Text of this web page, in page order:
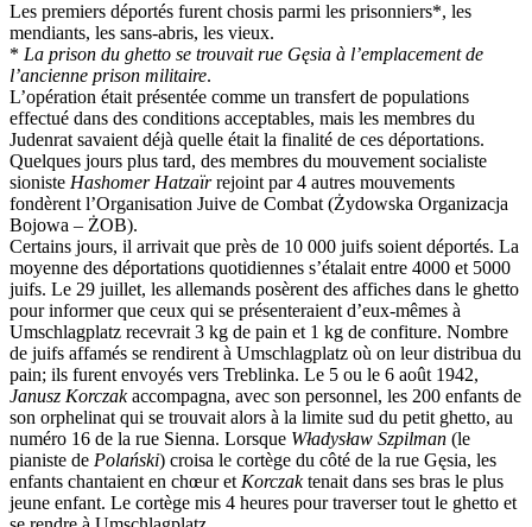
Les premiers déportés furent chosis parmi les prisonniers*, les
mendiants, les sans-abris, les vieux.
* La prison du ghetto se trouvait rue Gęsia à l’emplacement de
l’ancienne prison militaire.
L’opération était présentée comme un transfert de populations
effectué dans des conditions acceptables, mais les membres du
Judenrat savaient déjà quelle était la finalité de ces déportations.
Quelques jours plus tard, des membres du mouvement socialiste
sioniste Hashomer Hatzaïrrejoint par 4 autres mouvements
fondèrent l’Organisation Juive de Combat (Żydowska Organizacja
Bojowa – ŻOB).
Certains jours, il arrivait que près de 10 000 juifs soient déportés. La
moyenne des déportations quotidiennes s’étalait entre 4000 et 5000
juifs. Le 29 juillet, les allemands posèrent des affiches dans le ghetto
pour informer que ceux qui se présenteraient d’eux-mêmes à
Umschlagplatz recevrait 3 kg de pain et 1 kg de confiture. Nombre
de juifs affamés se rendirent à Umschlagplatz où on leur distribua du
pain; ils furent envoyés vers Treblinka. Le 5 ou le 6 août 1942,
Janusz Korczakaccompagna, avec son personnel, les 200 enfants de
son orphelinat qui se trouvait alors à la limite sud du petit ghetto, au
numéro 16 de la rue Sienna. Lorsque Władysław Szpilman (le
pianiste de Polański) croisa le cortège du côté de la rue Gęsia, les
enfants chantaient en chœur et Korczaktenait dans ses bras le plus
jeune enfant. Le cortège mis 4 heures pour traverser tout le ghetto et